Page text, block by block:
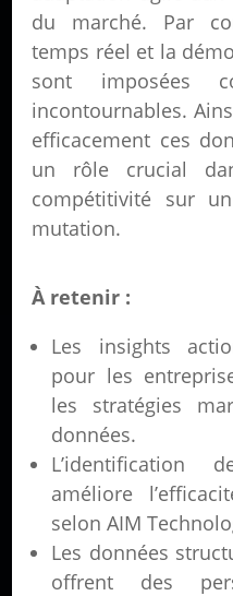
du marché. Par
temps réel et la
sont imposées
incontournables.
efficacement ces
un rôle crucial
compétitivité sur
mutation.
À retenir :
Les insights
pour les
les stratégies
données.
L’identification
améliore
selon AIM
Les données
offrent des